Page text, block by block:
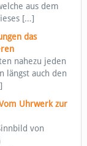
aus dem
[…]
das
nahezu jeden
längst auch den
Uhrwerk zur
von